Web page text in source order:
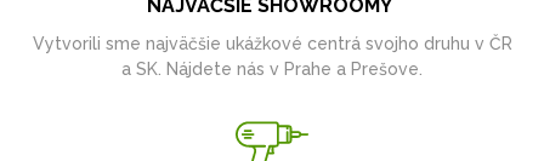
NAJVÄČŠIE SHOWROOMY
Vytvorili sme najväčšie ukážkové centrá svojho druhu v ČR
a SK. Nájdete nás v Prahe a Prešove.